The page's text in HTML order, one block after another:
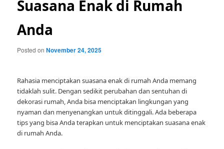
Suasana Enak di Rumah
Anda
Posted onNovember 24, 2025
Rahasia menciptakan suasana enak di rumah Anda memang
tidaklah sulit. Dengan sedikit perubahan dan sentuhan di
dekorasi rumah, Anda bisa menciptakan lingkungan yang
nyaman dan menyenangkan untuk ditinggali. Ada beberapa
tips yang bisa Anda terapkan untuk menciptakan suasana enak
di rumah Anda.